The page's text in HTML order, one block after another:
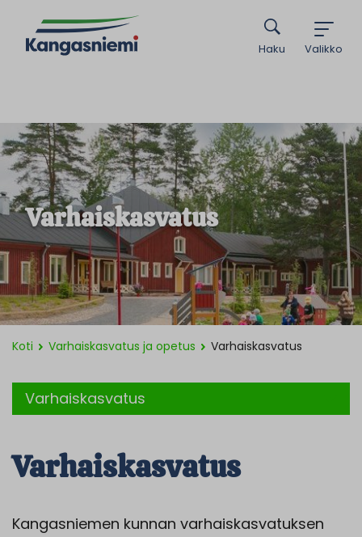
Valikko
Haku
Varhaiskasvatus
Koti Varhaiskasvatus ja opetus Varhaiskasvatus
Varhaiskasvatus
Varhaiskasvatus
Kangasniemen kunnan varhaiskasvatuksen